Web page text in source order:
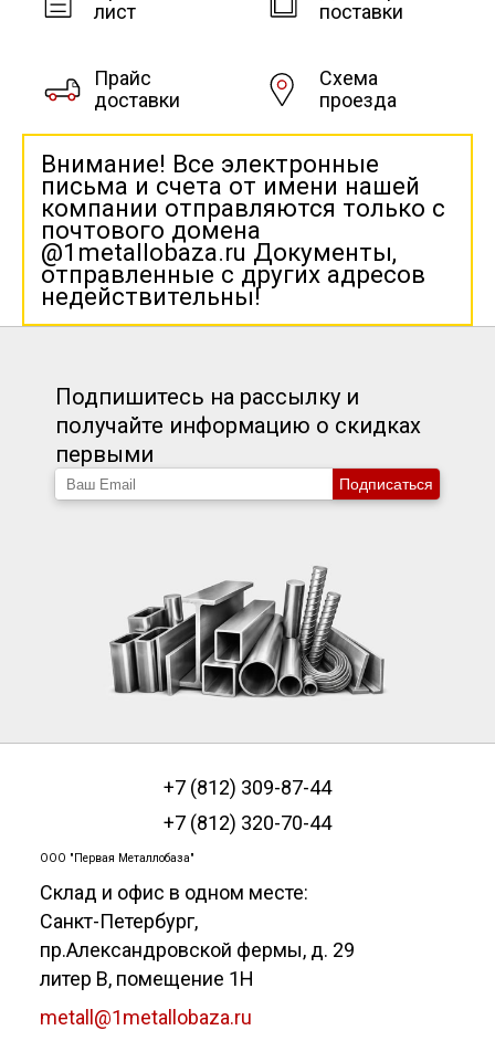
лист
поставки
Прайс
доставки
Схема
проезда
Внимание! Все электронные
письма и счета от имени нашей
компании отправляются только с
почтового домена
@1metallobaza.ru Документы,
отправленные с других адресов
недействительны!
Подпишитесь на рассылку и
получайте информацию о скидках
первыми
Подписаться
+7 (812) 309-87-44
+7 (812) 320-70-44
ООО "Первая Металлобаза"
Склад и офис в одном месте:
Санкт-Петербург,
пр.Александровской фермы, д. 29
литер В, помещение 1Н
metall@1metallobaza.ru